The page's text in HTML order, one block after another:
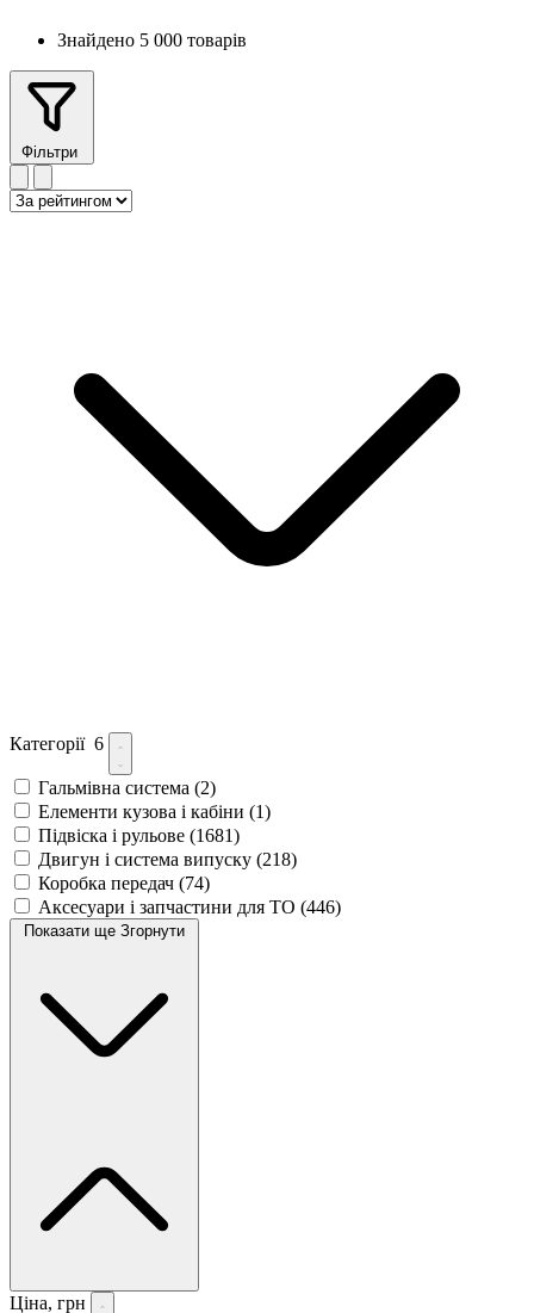
Знайдено 5 000 товарів
Фільтри
Категорії 6
Гальмівна система (2)
Елементи кузова і кабіни (1)
Підвіска і рульове (1681)
Двигун і система випуску (218)
Коробка передач (74)
Аксесуари і запчастини для ТО (446)
Показати ще Згорнути
Ціна, грн